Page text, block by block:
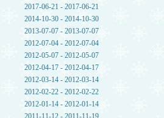
2017-06-21 - 2017-06-21
2014-10-30 - 2014-10-30
2013-07-07 - 2013-07-07
2012-07-04 - 2012-07-04
2012-05-07 - 2012-05-07
2012-04-17 - 2012-04-17
2012-03-14 - 2012-03-14
2012-02-22 - 2012-02-22
2012-01-14 - 2012-01-14
2011-11-12 - 2011-11-19